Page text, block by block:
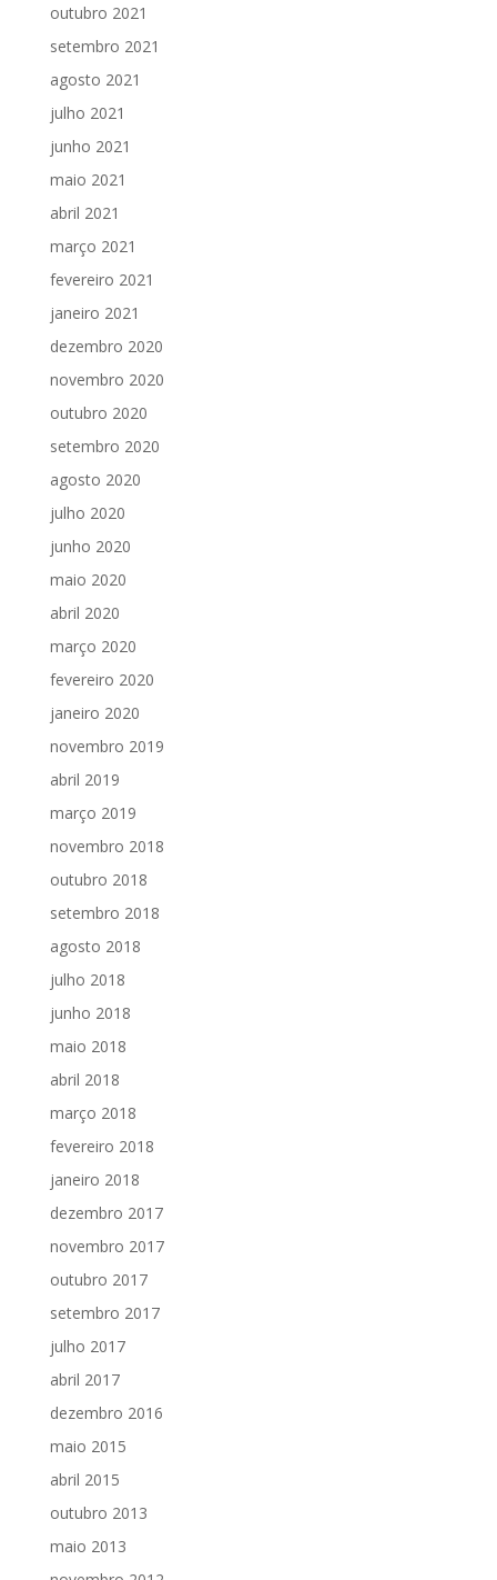
outubro 2021
setembro 2021
agosto 2021
julho 2021
junho 2021
maio 2021
abril 2021
março 2021
fevereiro 2021
janeiro 2021
dezembro 2020
novembro 2020
outubro 2020
setembro 2020
agosto 2020
julho 2020
junho 2020
maio 2020
abril 2020
março 2020
fevereiro 2020
janeiro 2020
novembro 2019
abril 2019
março 2019
novembro 2018
outubro 2018
setembro 2018
agosto 2018
julho 2018
junho 2018
maio 2018
abril 2018
março 2018
fevereiro 2018
janeiro 2018
dezembro 2017
novembro 2017
outubro 2017
setembro 2017
julho 2017
abril 2017
dezembro 2016
maio 2015
abril 2015
outubro 2013
maio 2013